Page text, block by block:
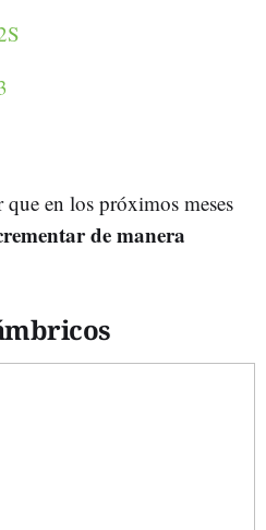
en los próximos meses
de manera